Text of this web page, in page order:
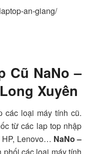
an-giang/
Cũ NaNo –
Xuyên
các loại máy tính cũ.
từ các lap top nhập
HP, Lenovo… NaNo –
phối các loại máy tính